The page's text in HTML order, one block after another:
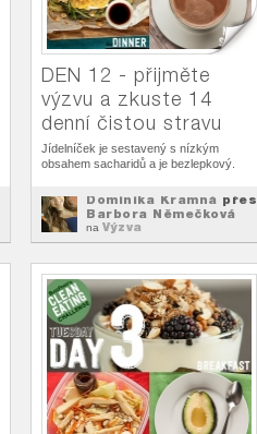
DEN 12 - přijměte
výzvu a zkuste 14
denní čistou stravu
Jídelníček je sestavený s nízkým
obsahem sacharidů a je bezlepkový.
Dominika Kramná přes
Barbora Němečková
na Výzva